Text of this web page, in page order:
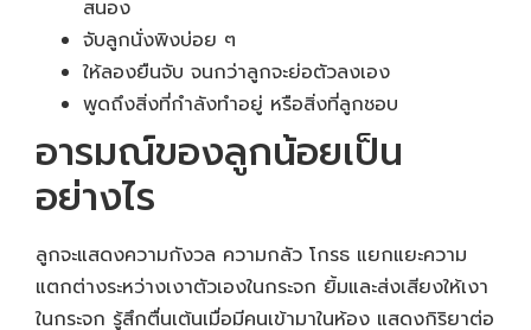
สนอง
จับลูกนั่งพิงบ่อย ๆ
ให้ลองยืนจับ จนกว่าลูกจะย่อตัวลงเอง
พูดถึงสิ่งที่กำลังทำอยู่ หรือสิ่งที่ลูกชอบ
อารมณ์ของลูกน้อยเป็น
อย่างไร
ลูกจะแสดงความกังวล ความกลัว โกรธ แยกแยะความ
แตกต่างระหว่างเงาตัวเองในกระจก ยิ้มและส่งเสียงให้เงา
ในกระจก รู้สึกตื่นเต้นเมื่อมีคนเข้ามาในห้อง แสดงกิริยาต่อ